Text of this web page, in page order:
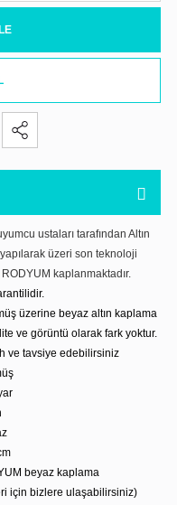
ustaları tarafından Altın
üzeri son teknoloji
kaplanmaktadır.
üzerine beyaz altın kaplama
ve görüntü olarak fark yoktur.
ve tavsiye edebilirsiniz
beyaz kaplama
için bizlere ulaşabilirsiniz)